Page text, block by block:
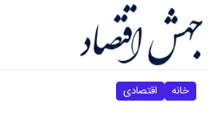
خانه اقتصادی